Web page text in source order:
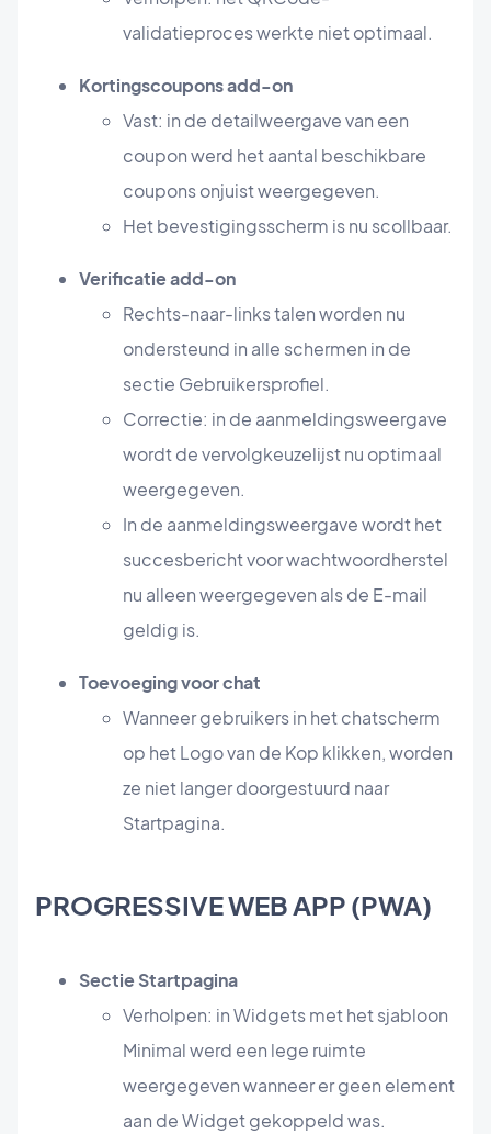
validatieproces werkte niet optimaal.
Kortingscoupons add-on
Vast: in de detailweergave van een
coupon werd het aantal beschikbare
coupons onjuist weergegeven.
Het bevestigingsscherm is nu scollbaar.
Verificatie add-on
Rechts-naar-links talen worden nu
ondersteund in alle schermen in de
sectie Gebruikersprofiel.
Correctie: in de aanmeldingsweergave
wordt de vervolgkeuzelijst nu optimaal
weergegeven.
In de aanmeldingsweergave wordt het
succesbericht voor wachtwoordherstel
nu alleen weergegeven als de E-mail
geldig is.
Toevoeging voor chat
Wanneer gebruikers in het chatscherm
op het Logo van de Kop klikken, worden
ze niet langer doorgestuurd naar
Startpagina.
PROGRESSIVE WEB APP (PWA)
Sectie Startpagina
Verholpen: in Widgets met het sjabloon
Minimal werd een lege ruimte
weergegeven wanneer er geen element
aan de Widget gekoppeld was.